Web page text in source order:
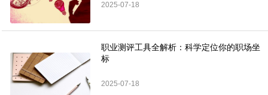
2025-07-18
职业测评工具全解析：科学定位你的职场坐
标
2025-07-18